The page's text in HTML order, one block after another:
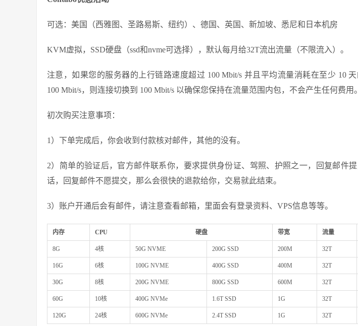
可选：美国（西雅图、圣路易斯、纽约）、德国、英国、新加坡、悉尼和日本机房
KVM虚拟，SSD硬盘（ssd和nvme可选择），默认每月给32T流出流量（不限流入）。
注意，如果您的服务器的上行链路速度超过 100 Mbit/s 并且平均流量消耗在至少 10
100 Mbit/s，则连接切换到 100 Mbit/s 以确保您保持在流量范围内包，不会产生任何费用。
初次购买注意事项：
1）下单完成后，你会收到付款核对邮件，其他的没有。
2）简单的验证后，官方邮件联系你，要求提供身份证、驾照、护照之一，回复邮件
话，回复邮件不愿提交，那么会很快的退款给你，交易就此结束。
3）账户开通后会有邮件，请注意查看邮箱，里面会有登录资料、VPS信息等等。
内存 CPU 硬盘 带宽 流量
8G 4核 50G NVME 200G SSD 200M 32T
16G 6核 100G NVME 400G SSD 400M 32T
30G 8核 200G NVME 800G SSD 600M 32T
60G 10核 400G NVMe 1.6T SSD 1G 32T
120G 24核 600G NVMe 2.4T SSD 1G 32T